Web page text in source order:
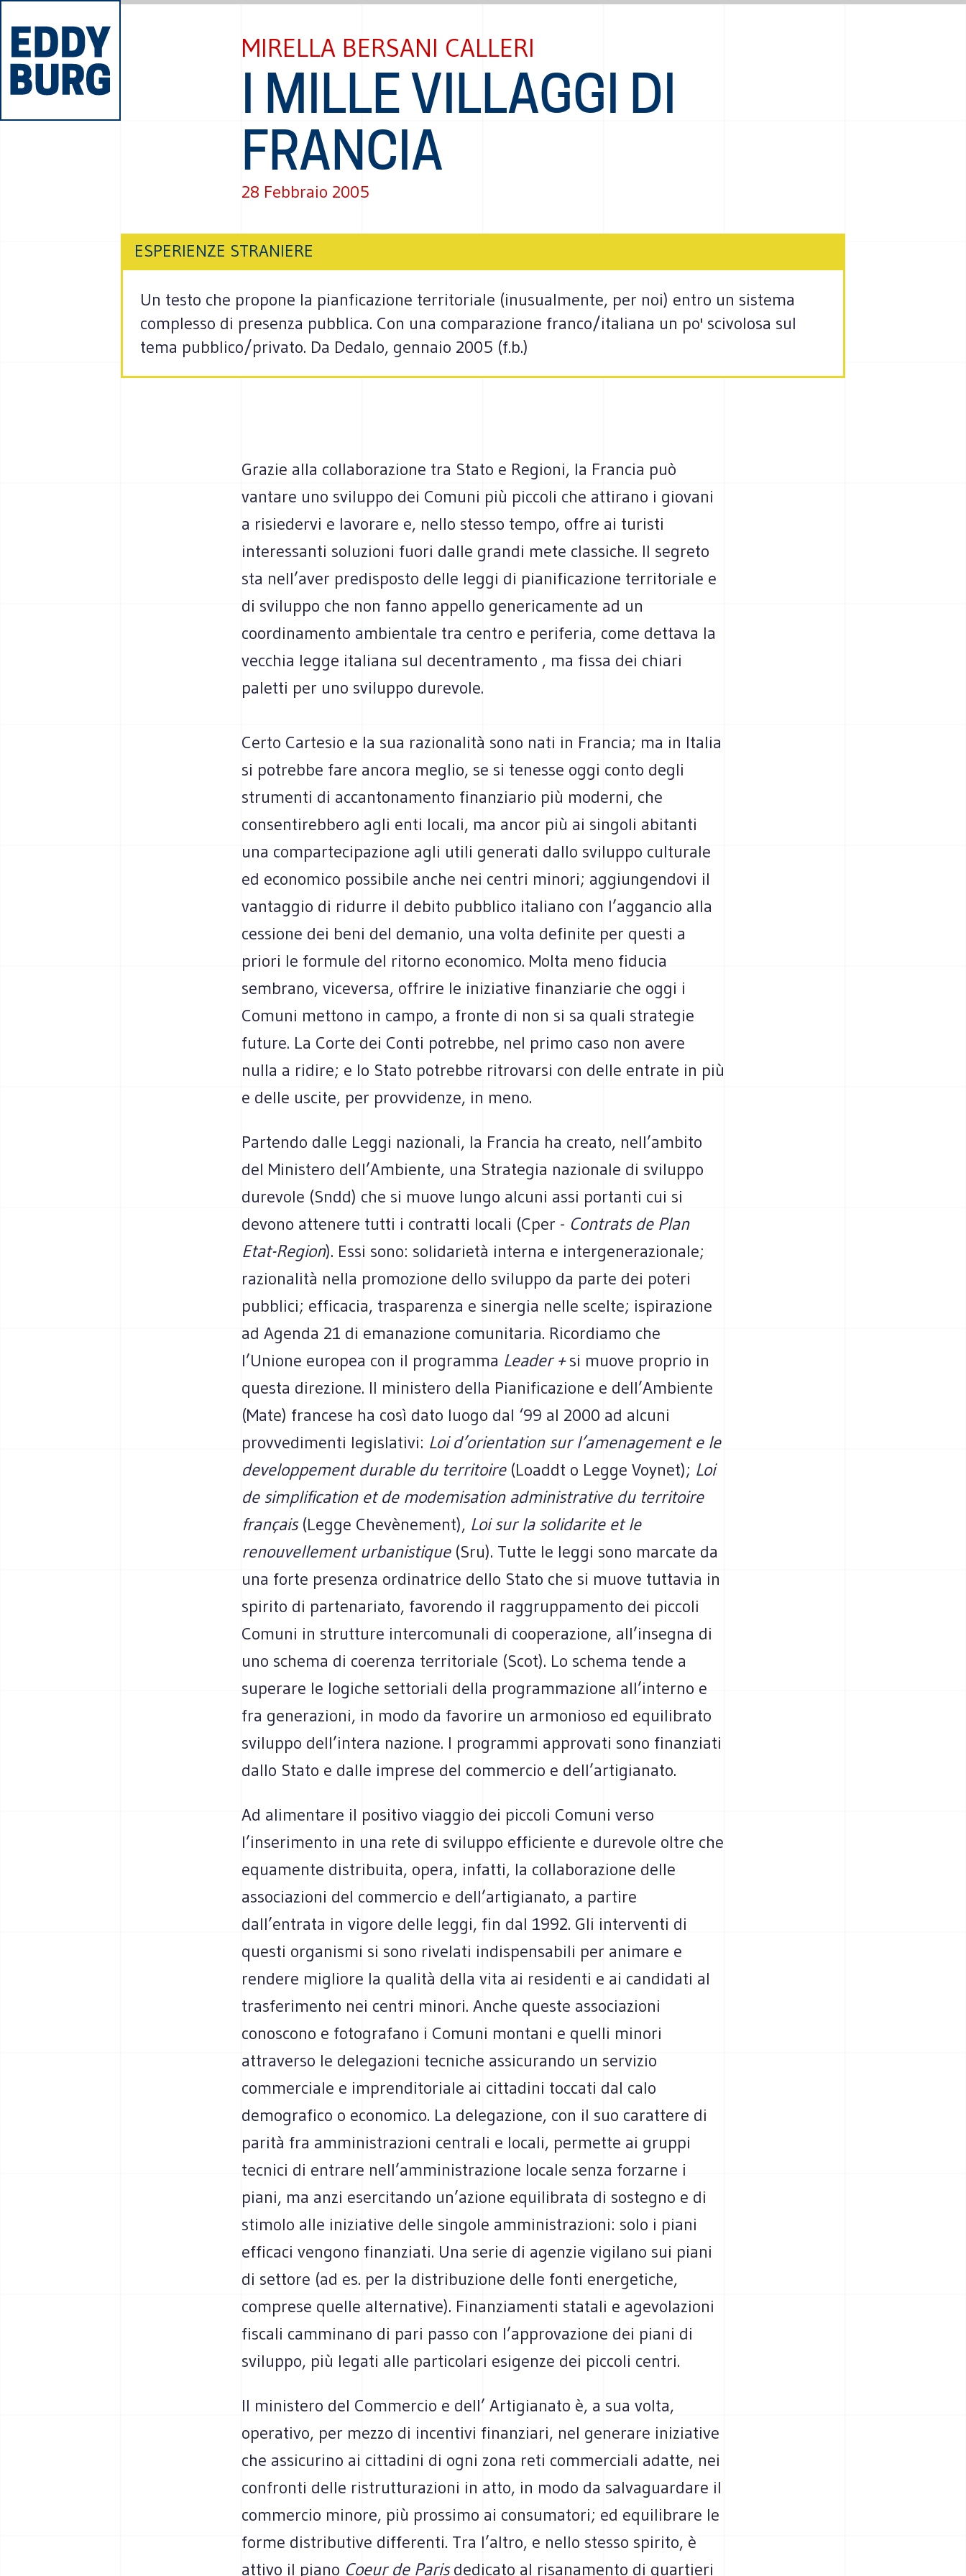
MIRELLA BERSANI CALLERI
I MILLE VILLAGGI DI
FRANCIA
28 Febbraio 2005
ESPERIENZE STRANIERE
Un testo che propone la pianficazione territoriale (inusualmente, per noi) entro un sistema
complesso di presenza pubblica. Con una comparazione franco/italiana un po' scivolosa sul
tema pubblico/privato. Da Dedalo, gennaio 2005 (f.b.)
Grazie alla collaborazione tra Stato e Regioni, la Francia può
vantare uno sviluppo dei Comuni più piccoli che attirano i giovani
a risiedervi e lavorare e, nello stesso tempo, offre ai turisti
interessanti soluzioni fuori dalle grandi mete classiche. Il segreto
sta nell’aver predisposto delle leggi di pianificazione territoriale e
di sviluppo che non fanno appello genericamente ad un
coordinamento ambientale tra centro e periferia, come dettava la
vecchia legge italiana sul decentramento , ma fissa dei chiari
paletti per uno sviluppo durevole.
Certo Cartesio e la sua razionalità sono nati in Francia; ma in Italia
si potrebbe fare ancora meglio, se si tenesse oggi conto degli
strumenti di accantonamento finanziario più moderni, che
consentirebbero agli enti locali, ma ancor più ai singoli abitanti
una compartecipazione agli utili generati dallo sviluppo culturale
ed economico possibile anche nei centri minori; aggiungendovi il
vantaggio di ridurre il debito pubblico italiano con l’aggancio alla
cessione dei beni del demanio, una volta definite per questi a
priori le formule del ritorno economico. Molta meno fiducia
sembrano, viceversa, offrire le iniziative finanziarie che oggi i
Comuni mettono in campo, a fronte di non si sa quali strategie
future. La Corte dei Conti potrebbe, nel primo caso non avere
nulla a ridire; e lo Stato potrebbe ritrovarsi con delle entrate in più
e delle uscite, per provvidenze, in meno.
Partendo dalle Leggi nazionali, la Francia ha creato, nell’ambito
del Ministero dell’Ambiente, una Strategia nazionale di sviluppo
durevole (Sndd) che si muove lungo alcuni assi portanti cui si
devono attenere tutti i contratti locali (Cper - Contrats de Plan
Etat-Region). Essi sono: solidarietà interna e intergenerazionale;
razionalità nella promozione dello sviluppo da parte dei poteri
pubblici; efficacia, trasparenza e sinergia nelle scelte; ispirazione
ad Agenda 21 di emanazione comunitaria. Ricordiamo che
l’Unione europea con il programma Leader +si muove proprio in
questa direzione. Il ministero della Pianificazione e dell’Ambiente
(Mate) francese ha così dato luogo dal ‘99 al 2000 ad alcuni
provvedimenti legislativi: Loi d’orientation sur l’amenagement e le
developpement durable du territoire(Loaddt o Legge Voynet); Loi
de simplification et de modemisation administrative du territoire
français (Legge Chevènement), Loi sur la solidarite et le
renouvellement urbanistique (Sru). Tutte le leggi sono marcate da
una forte presenza ordinatrice dello Stato che si muove tuttavia in
spirito di partenariato, favorendo il raggruppamento dei piccoli
Comuni in strutture intercomunali di cooperazione, all’insegna di
uno schema di coerenza territoriale (Scot). Lo schema tende a
superare le logiche settoriali della programmazione all’interno e
fra generazioni, in modo da favorire un armonioso ed equilibrato
sviluppo dell’intera nazione. I programmi approvati sono finanziati
dallo Stato e dalle imprese del commercio e dell’artigianato.
Ad alimentare il positivo viaggio dei piccoli Comuni verso
l’inserimento in una rete di sviluppo efficiente e durevole oltre che
equamente distribuita, opera, infatti, la collaborazione delle
associazioni del commercio e dell’artigianato, a partire
dall’entrata in vigore delle leggi, fin dal 1992. Gli interventi di
questi organismi si sono rivelati indispensabili per animare e
rendere migliore la qualità della vita ai residenti e ai candidati al
trasferimento nei centri minori. Anche queste associazioni
conoscono e fotografano i Comuni montani e quelli minori
attraverso le delegazioni tecniche assicurando un servizio
commerciale e imprenditoriale ai cittadini toccati dal calo
demografico o economico. La delegazione, con il suo carattere di
parità fra amministrazioni centrali e locali, permette ai gruppi
tecnici di entrare nell’amministrazione locale senza forzarne i
piani, ma anzi esercitando un’azione equilibrata di sostegno e di
stimolo alle iniziative delle singole amministrazioni: solo i piani
efficaci vengono finanziati. Una serie di agenzie vigilano sui piani
di settore (ad es. per la distribuzione delle fonti energetiche,
comprese quelle alternative). Finanziamenti statali e agevolazioni
fiscali camminano di pari passo con l’approvazione dei piani di
sviluppo, più legati alle particolari esigenze dei piccoli centri.
Il ministero del Commercio e dell’ Artigianato è, a sua volta,
operativo, per mezzo di incentivi finanziari, nel generare iniziative
che assicurino ai cittadini di ogni zona reti commerciali adatte, nei
confronti delle ristrutturazioni in atto, in modo da salvaguardare il
commercio minore, più prossimo ai consumatori; ed equilibrare le
forme distributive differenti. Tra l’altro, e nello stesso spirito, è
attivo il piano Coeur de Parisdedicato al risanamento di quartieri